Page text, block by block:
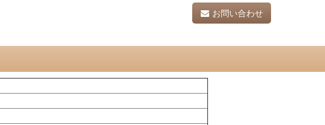
お問い合わせ